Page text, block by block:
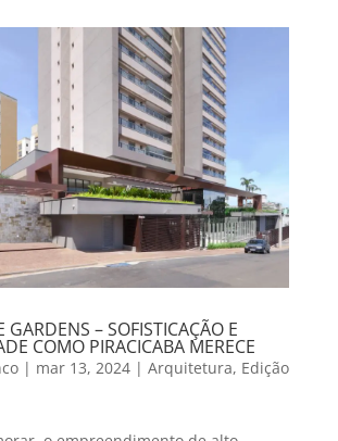
GARDENS – SOFISTICAÇÃO E
COMO PIRACICABA MERECE
| mar 13, 2024| Arquitetura, Edição